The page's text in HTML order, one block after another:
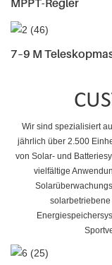
MPPT-Regler
7–9 M
Wir sind spezialisiert
jährlich über 2.500
von Solar- und
vielfältige